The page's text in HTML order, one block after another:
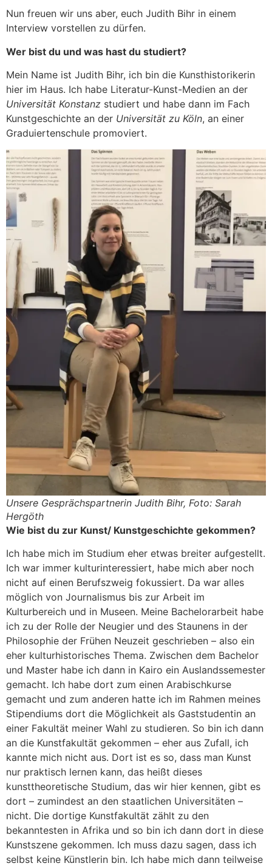
Nun freuen wir uns aber, euch Judith Bihr in einem
Interview vorstellen zu dürfen.
Wer bist du und was hast du studiert?
Mein Name ist Judith Bihr, ich bin die Kunsthistorikerin
hier im Haus. Ich habe Literatur-Kunst-Medien an der
Universität Konstanz studiert und habe dann im Fach
Kunstgeschichte an der Universität zu Köln, an einer
Graduiertenschule promoviert.
Unsere Gesprächspartnerin Judith Bihr, Foto: Sarah
Hergöth
Wie bist du zur Kunst/ Kunstgeschichte gekommen?
Ich habe mich im Studium eher etwas breiter aufgestellt.
Ich war immer kulturinteressiert, habe mich aber noch
nicht auf einen Berufszweig fokussiert. Da war alles
möglich von Journalismus bis zur Arbeit im
Kulturbereich und in Museen. Meine Bachelorarbeit habe
ich zu der Rolle der Neugier und des Staunens in der
Philosophie der Frühen Neuzeit geschrieben – also ein
eher kulturhistorisches Thema. Zwischen dem Bachelor
und Master habe ich dann in Kairo ein Auslandssemester
gemacht. Ich habe dort zum einen Arabischkurse
gemacht und zum anderen hatte ich im Rahmen meines
Stipendiums dort die Möglichkeit als Gaststudentin an
einer Fakultät meiner Wahl zu studieren. So bin ich dann
an die Kunstfakultät gekommen – eher aus Zufall, ich
kannte mich nicht aus. Dort ist es so, dass man Kunst
nur praktisch lernen kann, das heißt dieses
kunsttheoretische Studium, das wir hier kennen, gibt es
dort – zumindest an den staatlichen Universitäten –
nicht. Die dortige Kunstfakultät zählt zu den
bekanntesten in Afrika und so bin ich dann dort in diese
Kunstszene gekommen. Ich muss dazu sagen, dass ich
selbst keine Künstlerin bin. Ich habe mich dann teilweise